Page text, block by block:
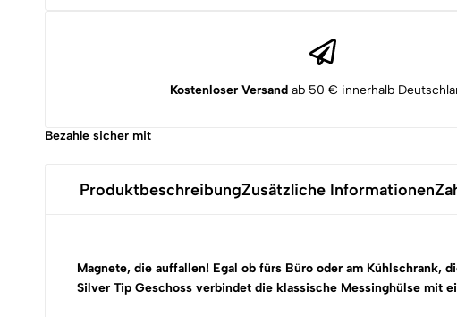
Kostenloser Versand ab 50 € innerhalb
Bezahle sicher mit
ProduktbeschreibungZusätzliche Informationen
Magnete, die auffallen! Egal ob fürs Büro oder am Kühlschrank,
Silver Tip Geschoss verbindet die klassische Messinghülse mit